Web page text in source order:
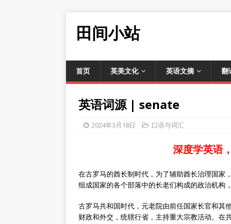
田间小站
首页 英美文化 英语文摘 翻
英语词源 | senate
2024年3月18日 口语与词汇
深度学英语
在古罗马的酋长制时代，为了辅助酋长治理国家
组成国家的各个部落中的长老们构成的政治机构
古罗马共和国时代，元老院由前任国家长官和其
财政和外交，统辖行省，主持重大宗教活动。在